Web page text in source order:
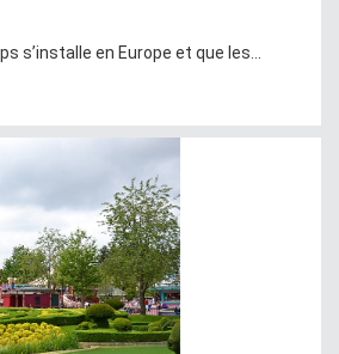
s’installe en Europe et que les...